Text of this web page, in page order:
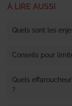
À LIRE AUSSI
Quels sont les
Conseils pour
Quels
?